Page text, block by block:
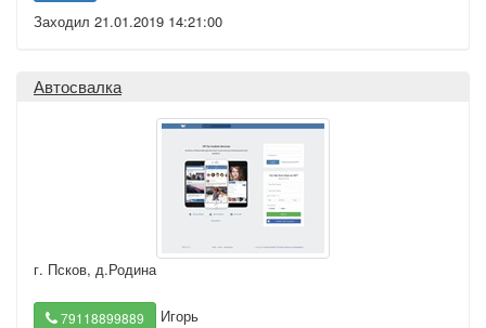
Заходил 21.01.2019 14:21:00
Автосвалка
г. Псков, д.Родина
79118899889 Игорь